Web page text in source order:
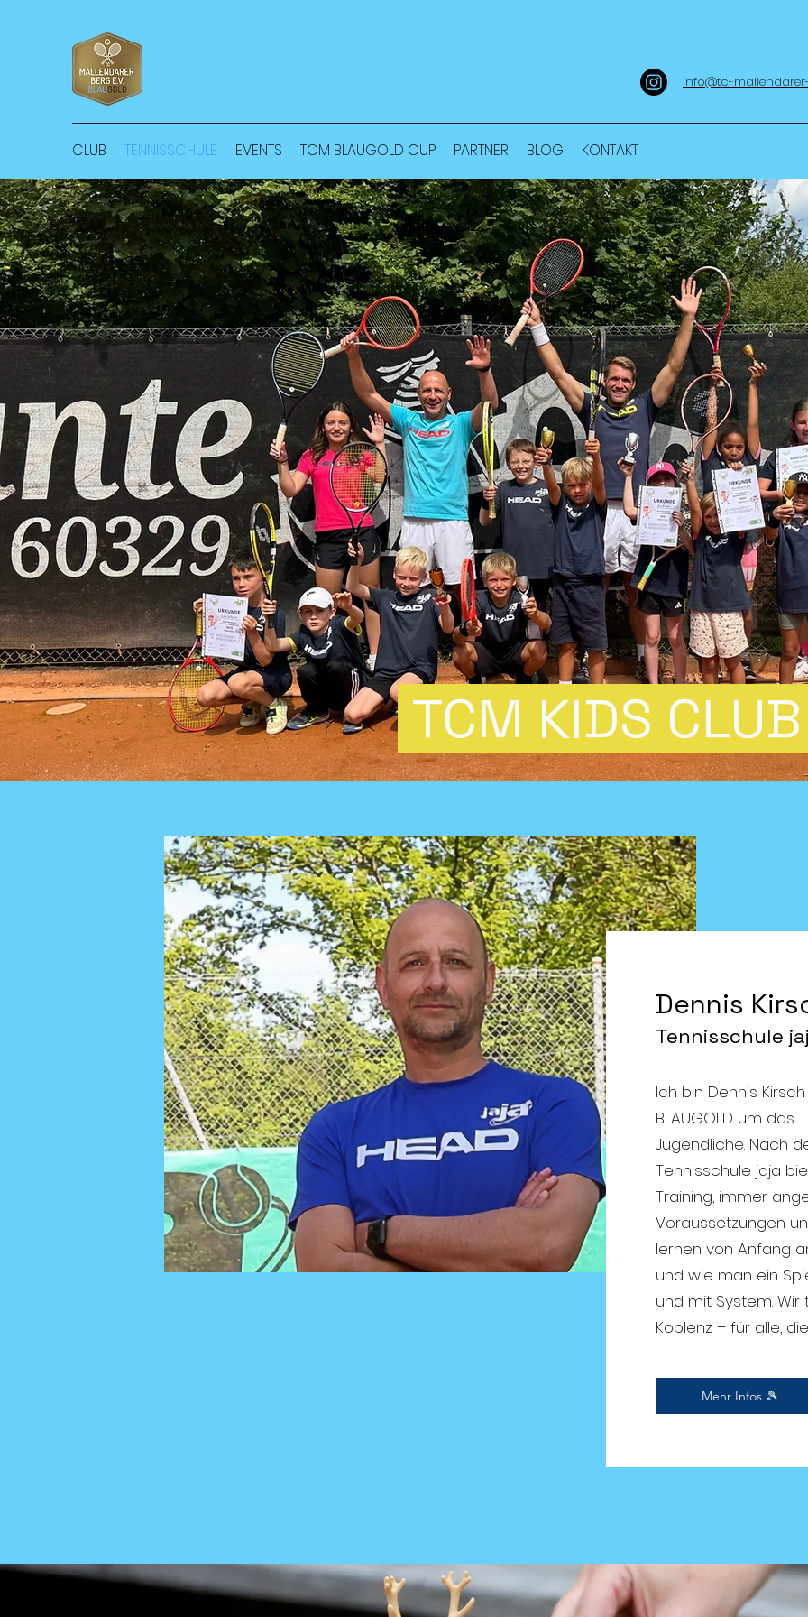
info@tc-
CLUB TENNISSCHULE EVENTS TCM BLAUGOLD CUP PARTNER BLOG KONTAKT
TCM KIDS
Dennis
Tennisschule
Ich bin Dennis
BLAUGOLD um das
Jugendliche. Nach
Tennisschule jaja
Training, immer
Voraussetzungen
lernen von Anfang
und wie man ein
und mit System.
Koblenz – für alle,
Mehr Infos 🎾